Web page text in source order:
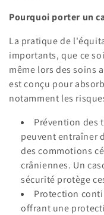
Pourquoi porter un
La pratique de
importants, que ce
même lors des soins
est conçu pour
notamment les
Prévention des
peuvent entraîner
des commotions
crâniennes. Un
sécurité protège
Protection
offrant une